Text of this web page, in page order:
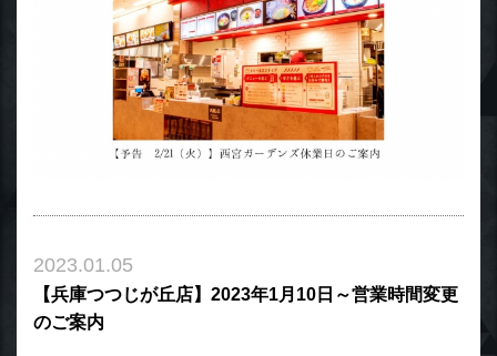
2023.01.05
【兵庫つつじが丘店】2023年1月10日～営業時間変更
のご案内